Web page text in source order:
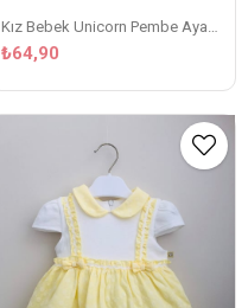
Kız Bebek Unicorn Pembe Ayakkabı
₺64,90